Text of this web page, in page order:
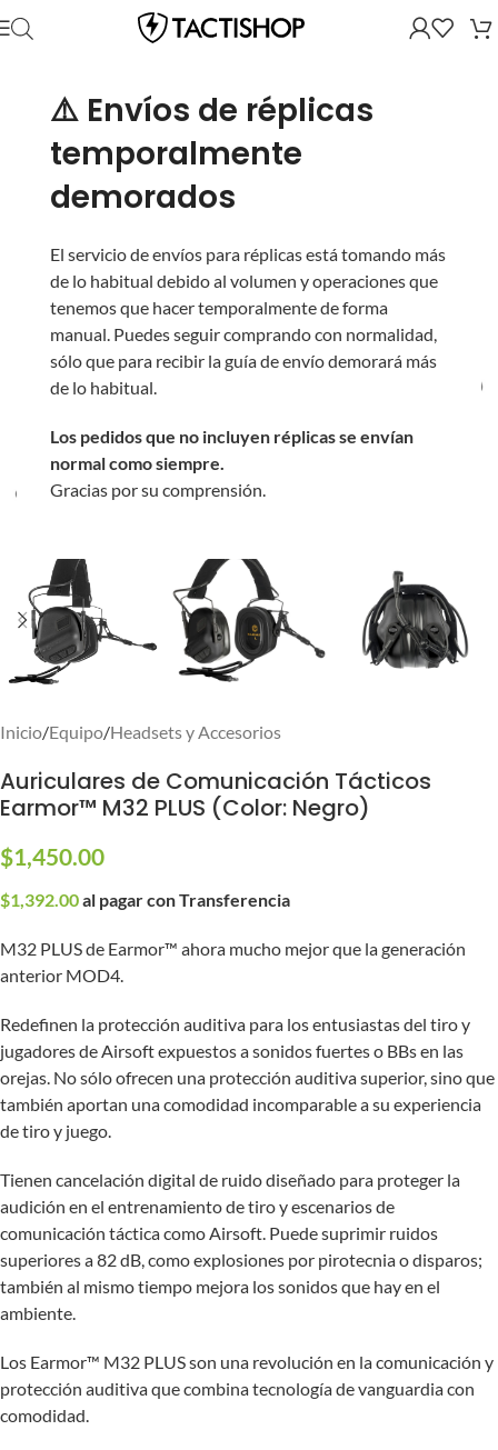
⚠️ Envíos de réplicas
temporalmente
demorados
El servicio de envíos para réplicas está tomando más
de lo habitual debido al volumen y operaciones que
tenemos que hacer temporalmente de forma
manual. Puedes seguir comprando con normalidad,
sólo que para recibir la guía de envío demorará más
de lo habitual.
Los pedidos que no incluyen réplicas se envían
normal como siempre.
Gracias por su comprensión.
Inicio/Equipo/Headsets y Accesorios
Auriculares de Comunicación Tácticos
Earmor™ M32 PLUS (Color: Negro)
$1,450.00
$1,392.00al pagar con Transferencia
M32 PLUS de Earmor™ ahora mucho mejor que la generación
anterior MOD4.
Redefinen la protección auditiva para los entusiastas del tiro y
jugadores de Airsoft expuestos a sonidos fuertes o BBs en las
orejas. No sólo ofrecen una protección auditiva superior, sino que
también aportan una comodidad incomparable a su experiencia
de tiro y juego.
Tienen cancelación digital de ruido diseñado para proteger la
audición en el entrenamiento de tiro y escenarios de
comunicación táctica como Airsoft. Puede suprimir ruidos
superiores a 82 dB, como explosiones por pirotecnia o disparos;
también al mismo tiempo mejora los sonidos que hay en el
ambiente.
Los Earmor™ M32 PLUS son una revolución en la comunicación y
protección auditiva que combina tecnología de vanguardia con
comodidad.